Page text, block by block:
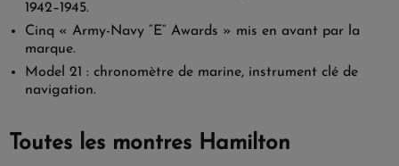
1942–1945.
Cinq « Army-Navy “E” Awards » mis en avant par la
marque.
Model 21 : chronomètre de marine, instrument clé de
navigation.
Toutes les montres Hamilton